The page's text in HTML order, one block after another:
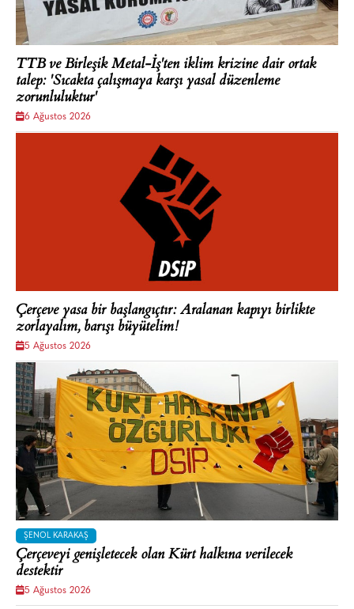
TTB ve Birleşik Metal-İş'ten iklim krizine dair ortak
talep: 'Sıcakta çalışmaya karşı yasal düzenleme
zorunluluktur'
6 Ağustos 2026
Çerçeve yasa bir başlangıçtır: Aralanan kapıyı birlikte
zorlayalım, barışı büyütelim!
5 Ağustos 2026
ŞENOL KARAKAŞ
Çerçeveyi genişletecek olan Kürt halkına verilecek
destektir
5 Ağustos 2026